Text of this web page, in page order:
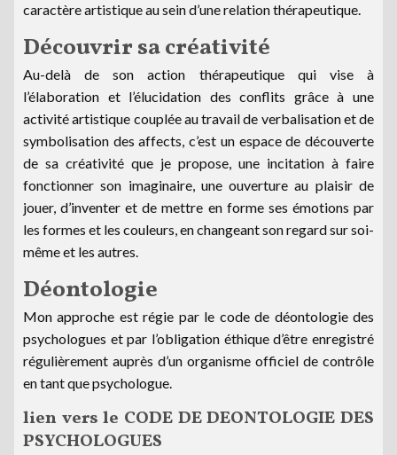
caractère artistique au sein d’une relation thérapeutique.
Découvrir sa créativité
Au-delà de son action thérapeutique qui vise à
l’élaboration et l’élucidation des conflits grâce à une
activité artistique couplée au travail de verbalisation et de
symbolisation des affects, c’est un espace de découverte
de sa créativité que je propose, une incitation à faire
fonctionner son imaginaire, une ouverture au plaisir de
jouer, d’inventer et de mettre en forme ses émotions par
les formes et les couleurs, en changeant son regard sur soi-
même et les autres.
Déontologie
Mon approche est régie par le code de déontologie des
psychologues et par l’obligation éthique d’être enregistré
régulièrement auprès d’un organisme officiel de contrôle
en tant que psychologue.
lien vers le CODE DE DEONTOLOGIE DES
PSYCHOLOGUES